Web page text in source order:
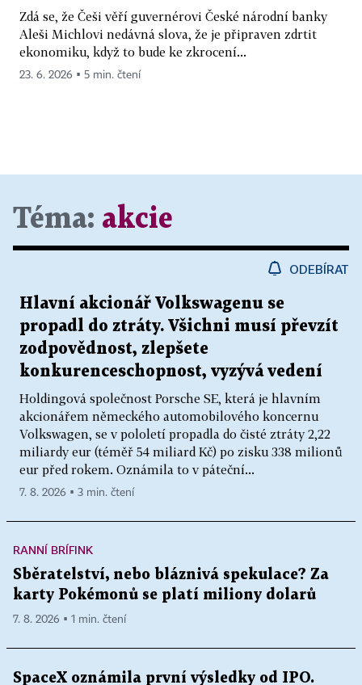
Zdá se, že Češi věří guvernérovi České národní banky
Aleši Michlovi nedávná slova, že je připraven zdrtit
ekonomiku, když to bude ke zkrocení...
23. 6. 2026 ▪ 5 min. čtení
Téma: akcie
ODEBÍRAT
Hlavní akcionář Volkswagenu se
propadl do ztráty. Všichni musí převzít
zodpovědnost, zlepšete
konkurenceschopnost, vyzývá vedení
Holdingová společnost Porsche SE, která je hlavním
akcionářem německého automobilového koncernu
Volkswagen, se v pololetí propadla do čisté ztráty 2,22
miliardy eur (téměř 54 miliard Kč) po zisku 338 milionů
eur před rokem. Oznámila to v páteční...
7. 8. 2026 ▪ 3 min. čtení
RANNÍ BRÍFINK
Sběratelství, nebo bláznivá spekulace? Za
karty Pokémonů se platí miliony dolarů
7. 8. 2026 ▪ 1 min. čtení
SpaceX oznámila první výsledky od IPO.